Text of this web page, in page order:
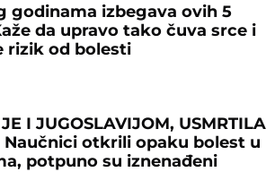
godinama izbegava ovih 5
da upravo tako čuva srce i
rizik od bolesti
I JUGOSLAVIJOM, USMRTILA
Naučnici otkrili opaku bolest u
potpuno su iznenađeni